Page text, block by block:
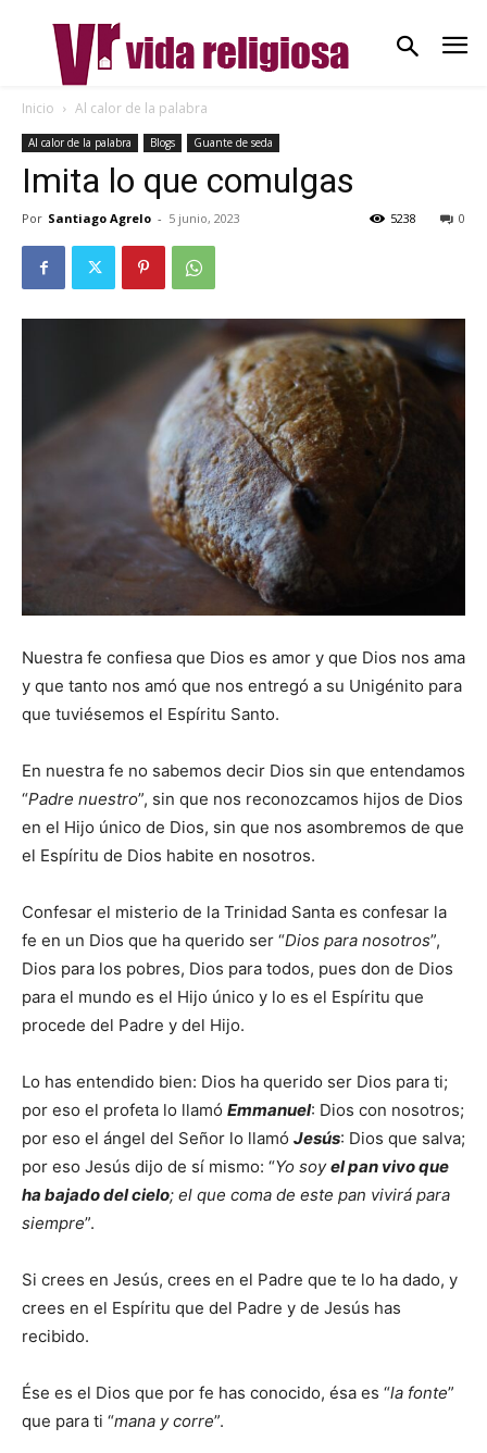
Inicio Al calor de la palabra
Al calor de la palabra Blogs Guante de seda
Imita lo que comulgas
Por Santiago Agrelo - 5 junio, 2023 0
5238
Nuestra fe confiesa que Dios es amor y que Dios nos ama
y que tanto nos amó que nos entregó a su Unigénito para
que tuviésemos el Espíritu Santo.
En nuestra fe no sabemos decir Dios sin que entendamos
“Padre nuestro”, sin que nos reconozcamos hijos de Dios
en el Hijo único de Dios, sin que nos asombremos de que
el Espíritu de Dios habite en nosotros.
Confesar el misterio de la Trinidad Santa es confesar la
fe en un Dios que ha querido ser “Dios para nosotros”,
Dios para los pobres, Dios para todos, pues don de Dios
para el mundo es el Hijo único y lo es el Espíritu que
procede del Padre y del Hijo.
Lo has entendido bien: Dios ha querido ser Dios para ti;
por eso el profeta lo llamó Emmanuel: Dios con nosotros;
por eso el ángel del Señor lo llamó Jesús: Dios que salva;
por eso Jesús dijo de sí mismo: “Yo soyel pan vivo que
ha bajado del cielo; el que coma de este pan vivirá para
siempre”.
Si crees en Jesús, crees en el Padre que te lo ha dado, y
crees en el Espíritu que del Padre y de Jesús has
recibido.
Ése es el Dios que por fe has conocido, ésa es “la fonte”
que para ti “mana y corre”.